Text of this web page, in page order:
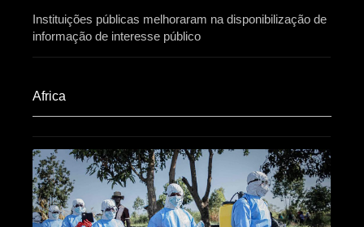
Instituições públicas melhoraram na disponibilização de
informação de interesse público
Africa​